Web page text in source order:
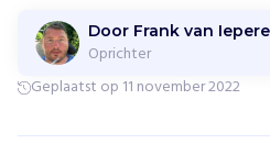
n
n
e
n
Door Frank van
Oprichter
Geplaatst op 11 november 2022